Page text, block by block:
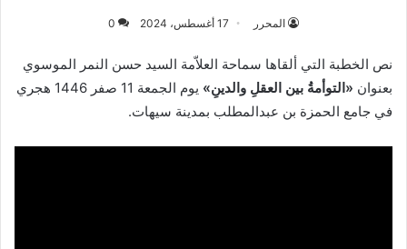
المحرر 17 أغسطس، 2024 0
نص الخطبة التي ألقاها سماحة العلاّمة السيد حسن النمر الموسوي
بعنوان «التوأمةُ بين العقلِ والدينِ»
يوم الجمعة 11 صفر 1446 هجري
في جامع الحمزة بن عبدالمطلب بمدينة سيهات.